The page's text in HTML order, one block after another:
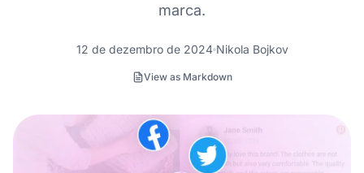
marca.
12 de dezembro de 2024 Nikola Bojkov
View as Markdown